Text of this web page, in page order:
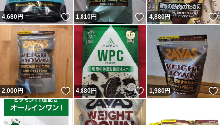
4,680円 いいね！
1,810円 いいね！
4,880円
2,000円 いいね！
4,880円 いいね！
1,980円